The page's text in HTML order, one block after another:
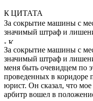
ЦИТАТА
За сокрытие машины с
значимый штраф и
За сокрытие машины с
значимый штраф и
меня быть очевидцем по
проведенных в коридоре
юрист. Он сказал, что
арбитр вошел в